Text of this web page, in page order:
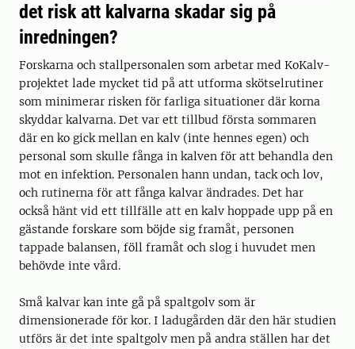
det risk att kalvarna skadar sig på
inredningen?
Forskarna och stallpersonalen som arbetar med KoKalv-
projektet lade mycket tid på att utforma skötselrutiner
som minimerar risken för farliga situationer där korna
skyddar kalvarna. Det var ett tillbud första sommaren
där en ko gick mellan en kalv (inte hennes egen) och
personal som skulle fånga in kalven för att behandla den
mot en infektion. Personalen hann undan, tack och lov,
och rutinerna för att fånga kalvar ändrades. Det har
också hänt vid ett tillfälle att en kalv hoppade upp på en
gästande forskare som böjde sig framåt, personen
tappade balansen, föll framåt och slog i huvudet men
behövde inte vård.
Små kalvar kan inte gå på spaltgolv som är
dimensionerade för kor. I ladugården där den här studien
utförs är det inte spaltgolv men på andra ställen har det